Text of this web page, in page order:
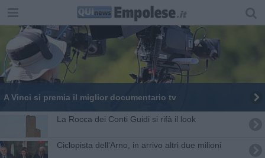
A Vinci si premia il miglior documentario tv
La Rocca dei Conti Guidi si rifà il look
Ciclopista dell'Arno, in arrivo altri due milioni